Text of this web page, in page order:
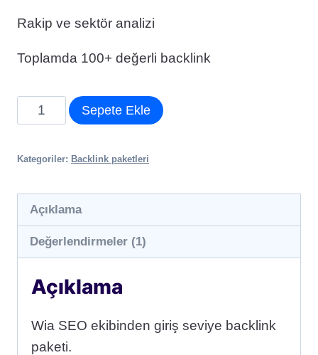
Rakip ve sektör analizi
Toplamda 100+ değerli backlink
Giriş
Seviye
Paketi
adet
Sepete Ekle
Kategoriler: Backlink paketleri
Açıklama
Değerlendirmeler (1)
Açıklama
Wia SEO ekibinden giriş seviye backlink
paketi.